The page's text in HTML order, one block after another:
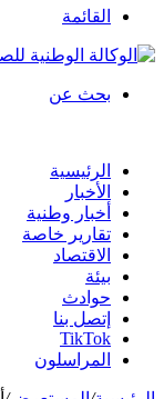
القائمة
بحث عن
الرئيسية
الأخبار
أخبار وطنية
تقارير خاصة
الاقتصاد
بيئة
حوادث
إتصل بنا
TikTok
المراسلون